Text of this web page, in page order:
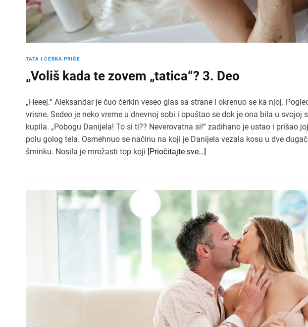
TATA I ĆERKA PRIČE
„Voliš kada te zovem „tatica“? 3. Deo
„Heeej.“ Aleksandar je čuo ćerkin veseo glas sa strane i okrenuo se ka njoj.
vrisne. Sedeo je neko vreme u dnevnoj sobi i opuštao se dok je ona bila u svojoj
kupila. „Pobogu Danijela! To si ti?? Neverovatna si!“ zadihano je ustao i prišao
polu golog tela. Osmehnuo se načinu na koji je Danijela vezala kosu u dve
šminku. Nosila je mrežasti top koji [Priočitajte sve…]